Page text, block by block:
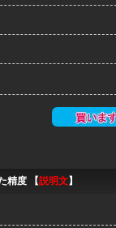
精度 【説明文】